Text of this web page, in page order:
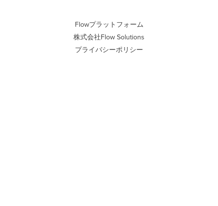
Flowプラットフォーム
株式会社Flow Solutions
プライバシーポリシー